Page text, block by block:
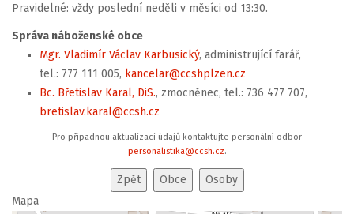
Pravidelné: vždy poslední neděli v měsíci od 13:30.
Správa náboženské obce
Mgr. Vladimír Václav Karbusický, administrující farář,
tel.: 777 111 005, kancelar@ccshplzen.cz
Bc. Břetislav Karal, DiS., zmocněnec, tel.: 736 477 707,
bretislav.karal@ccsh.cz
Pro případnou aktualizaci údajů kontaktujte personální odbor
personalistika@ccsh.cz.
Mapa